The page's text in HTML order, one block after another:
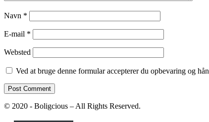
Navn *
E-mail *
Websted
Ved at bruge denne formular accepterer du opbevaring og
© 2020 - Boligcious – All Rights Reserved.